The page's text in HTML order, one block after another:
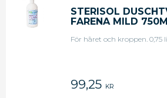
STERISOL
FARENA MILD
För håret och kroppen. 0,75
99,25 KR